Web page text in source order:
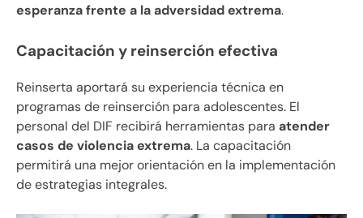
esperanza frente a la adversidad extrema.
Capacitación y reinserción efectiva
Reinserta aportará su experiencia técnica en
programas de reinserción para adolescentes. El
personal del DIF recibirá herramientas para atender
casos de violencia extrema. La capacitación
permitirá una mejor orientación en la implementación
de estrategias integrales.